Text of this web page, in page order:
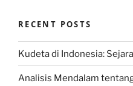
RECENT POSTS
Kudeta di Indonesia:
Analisis Mendalam